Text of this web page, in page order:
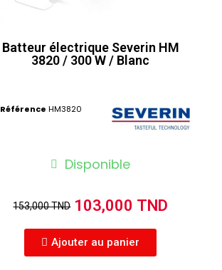
Batteur électrique Severin HM
3820 / 300 W / Blanc
Référence HM3820
Disponible
153,000 TND 103,000 TND
Ajouter au panier